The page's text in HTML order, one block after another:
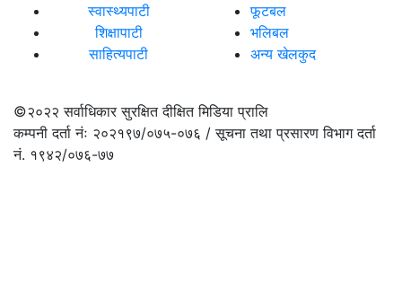
स्वास्थ्यपाटी
शिक्षापाटी
साहित्यपाटी
फूटबल
भलिबल
अन्य खेलकुद
©२०२२सर्वाधिकार सुरक्षित दीक्षित मिडिया प्रालि
कम्पनी दर्ता नंः २०२१९७/०७५-०७६ / सूचना तथा प्रसारण विभाग दर्ता
नं. १९४२/०७६-७७